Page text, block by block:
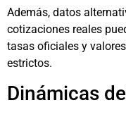
Además, datos
cotizaciones reales
tasas oficiales y
estrictos.
Dinámicas